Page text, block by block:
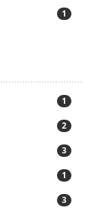
1
1
2
3
1
3